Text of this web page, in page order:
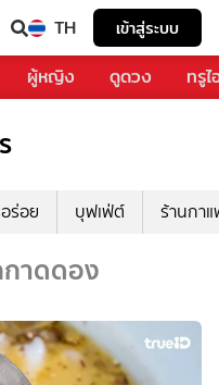
TH เข้าสู่ระบบ
ผู้หญิง ดูดวง ทรู
ร่อย บุฟเฟ่ต์ ร้านกา
าดดอง